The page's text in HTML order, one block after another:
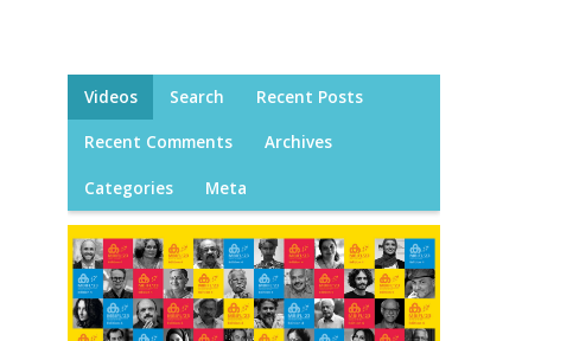
Videos Search Recent Posts
Recent Comments Archives
Categories Meta